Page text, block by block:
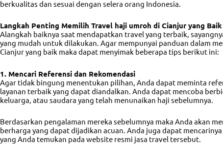
berkualitas dan sesuai dengan selera orang Indonesia.
Langkah Penting Memilih Travel haji umroh di Cianjur yang Baik
Alangkah baiknya saat mendapatkan travel yang terbaik,
yang mudah untuk dilakukan. Agar mempunyai panduan dalam
Cianjuryang baik maka dapat menyimak beberapa tips berikut ini:
1. Mencari Referensi dan Rekomendasi
Agar tidak bingung menentukan pilihan, Anda dapat meminta
layanan terbaik yang dapat diandalkan. Anda dapat mencoba
keluarga, atau saudara yang telah menunaikan haji sebelumnya.
Berdasarkan pengalaman mereka sebelumnya maka Anda akan
berharga yang dapat dijadikan acuan. Anda juga dapat
yang Anda temukan pada website resmi jasa travel tersebut.